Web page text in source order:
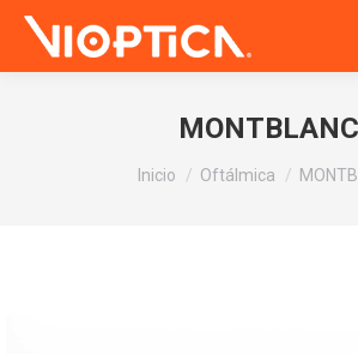
MONTBLANC
Estás aquí:
Inicio Oftálmica